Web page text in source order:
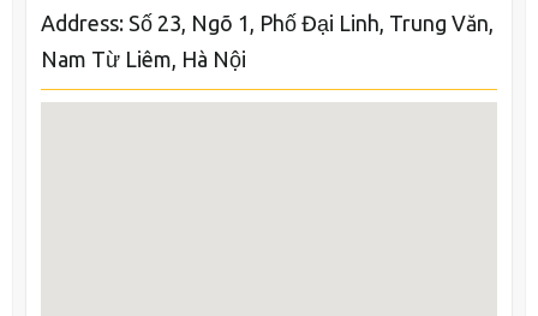
Address: Số 23, Ngõ 1, Phố Đại Linh, Trung Văn,
Nam Từ Liêm, Hà Nội